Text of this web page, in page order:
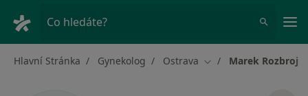
Co hledáte?
Hlavní Stránka Gynekolog Ostrava Změna města
Marek Rozbroj